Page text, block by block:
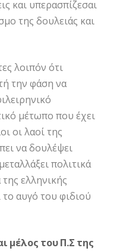
και υπερασπίζεσαι
της δουλειάς και
λοιπόν ότι
την φάση να
μέτωπο που έχει
οι λαοί της
να δουλέψει
πολιτικά
ελληνικής
το αυγό του φιδιού
μέλος του Π.Σ της